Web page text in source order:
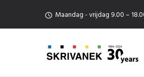
Maandag - vrijdag 9.00 –